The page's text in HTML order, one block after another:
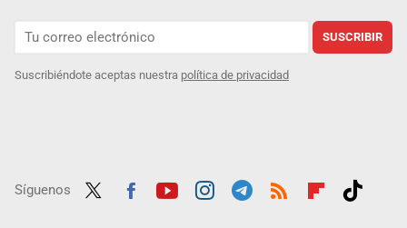
SUSCRIBIR
Suscribiéndote aceptas nuestra política de privacidad
Síguenos